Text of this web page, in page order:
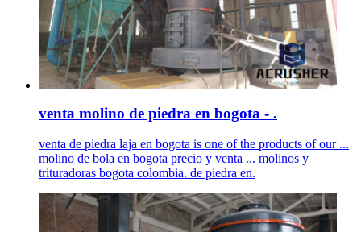
venta molino de piedra en bogota - .
venta de piedra laja en bogota is one of the products of our ...
molino de bola en bogota precio y venta ... molinos y
trituradoras bogota colombia. de piedra en.